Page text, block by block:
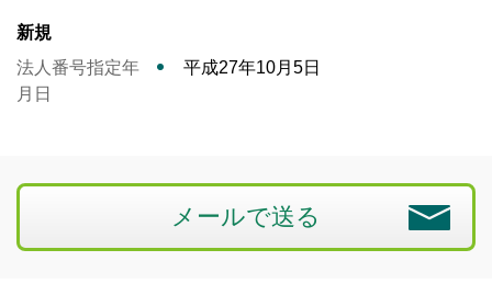
新規
法人番号指定年
月日
平成27年10月5日
メールで送る